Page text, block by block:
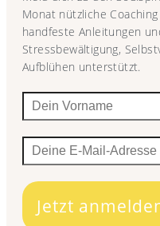
Monat nützliche
handfeste Anleitungen
Stressbewältigung,
Aufblühen unterstützt.
Jetzt